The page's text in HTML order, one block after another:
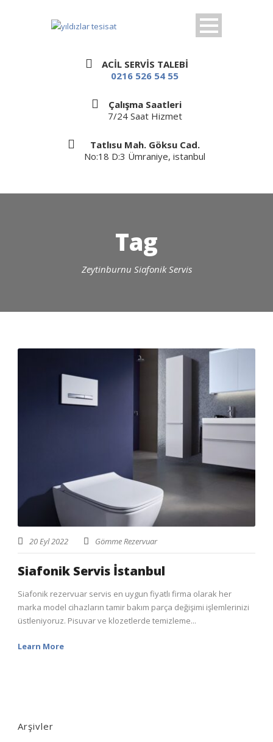
ACİL SERVİS TALEBİ
0216 526 54 55
Çalışma Saatleri
7/24 Saat Hizmet
Tatlısu Mah. Göksu Cad.
No:18 D:3 Ümraniye, istanbul
Tag
Zeytinburnu Siafonik Servis
20 Eyl 2022 Gömme Rezervuar
Siafonik Servis İstanbul
Siafonik rezervuar servis en uygun fiyatlı firma olarak her
marka model cihazların tamir bakım parça değişimi işlemlerinizi
üstleniyoruz. Pisuvar ve klozetlerde temizleme...
Learn More
Arşivler